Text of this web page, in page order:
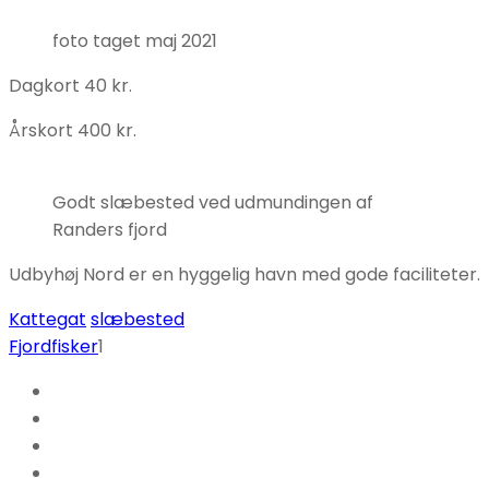
foto taget maj 2021
Dagkort 40 kr.
Årskort 400 kr.
Godt slæbested ved udmundingen af
Randers fjord
Udbyhøj Nord er en hyggelig havn med gode faciliteter.
Kattegat slæbested
Fjordfisker1